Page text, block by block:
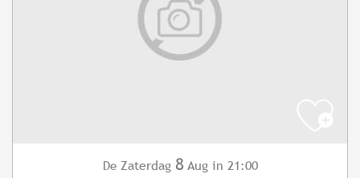
De Zaterdag 8 Aug in 21:00